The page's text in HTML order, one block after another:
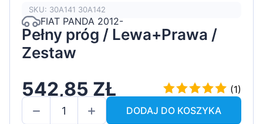
SKU: 30A141 30A142
FIAT PANDA 2012-
Pełny próg / Lewa+Prawa /
Zestaw
542,85 ZŁ
(1)
DODAJ DO KOSZYKA